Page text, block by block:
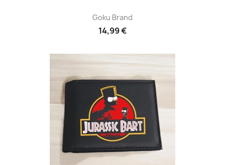
Goku Brand
14,99 €